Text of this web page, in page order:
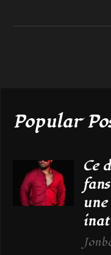
Popular
Ce